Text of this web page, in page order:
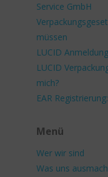
Service GmbH
müssen
LUCID
LUCID
mich?
EAR
Menü
Wer wir sind
Was uns